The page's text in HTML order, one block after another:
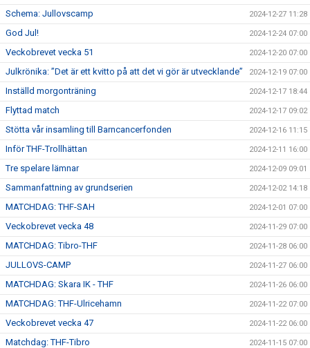
Schema: Jullovscamp 2024-12-27 11:28
God Jul! 2024-12-24 07:00
Veckobrevet vecka 51 2024-12-20 07:00
Julkrönika: ”Det är ett kvitto på att det vi gör är utvecklande” 2024-12-19 07:00
Inställd morgonträning 2024-12-17 18:44
Flyttad match 2024-12-17 09:02
Stötta vår insamling till Barncancerfonden 2024-12-16 11:15
Inför THF-Trollhättan 2024-12-11 16:00
Tre spelare lämnar 2024-12-09 09:01
Sammanfattning av grundserien 2024-12-02 14:18
MATCHDAG: THF-SAH 2024-12-01 07:00
Veckobrevet vecka 48 2024-11-29 07:00
MATCHDAG: Tibro-THF 2024-11-28 06:00
JULLOVS-CAMP 2024-11-27 06:00
MATCHDAG: Skara IK - THF 2024-11-26 06:00
MATCHDAG: THF-Ulricehamn 2024-11-22 07:00
Veckobrevet vecka 47 2024-11-22 06:00
Matchdag: THF-Tibro 2024-11-15 07:00